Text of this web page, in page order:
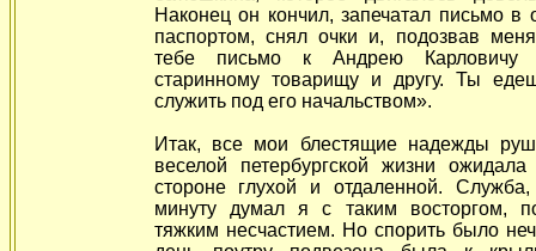
Наконец он кончил, запечатал письмо в
паспортом, снял очки и, подозвав
тебе письмо к Андрею Карловичу
старинному товарищу и другу. Ты
служить под его начальством».
Итак, все мои блестящие надежды
веселой петербургской жизни
стороне глухой и отдаленной.
минуту думал я с таким восторгом,
тяжким несчастием. Но спорить было